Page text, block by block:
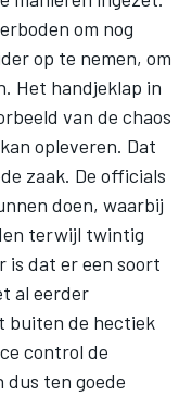
om nog
op te nemen, om
Het handjeklap in
van de chaos
opleveren. Dat
zaak. De officials
doen, waarbij
terwijl twintig
is dat er een soort
al eerder
buiten de hectiek
control de
dus ten goede